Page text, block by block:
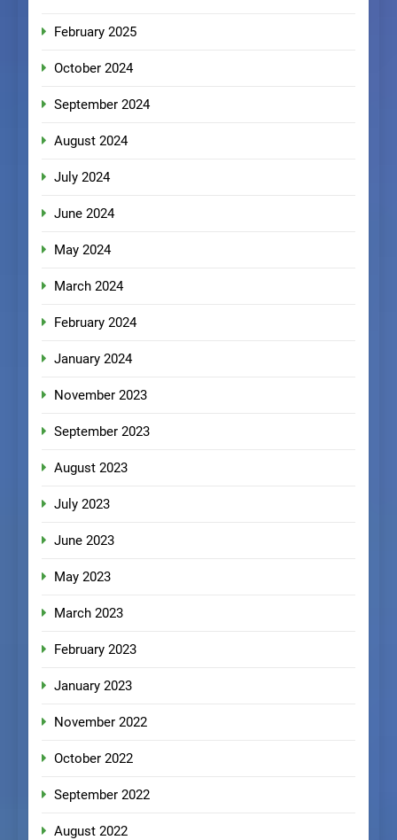
February 2025
October 2024
September 2024
August 2024
July 2024
June 2024
May 2024
March 2024
February 2024
January 2024
November 2023
September 2023
August 2023
July 2023
June 2023
May 2023
March 2023
February 2023
January 2023
November 2022
October 2022
September 2022
August 2022